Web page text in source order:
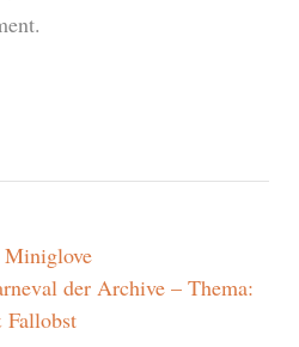
Miniglove
der Archive – Thema:
Fallobst